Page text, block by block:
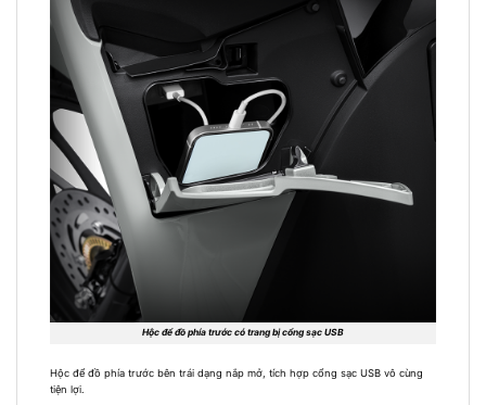
Hộc để đồ phía trước có trang bị cổng sạc USB
Hộc để đồ phía trước bên trái dạng nắp mở, tích hợp cổng sạc USB vô cùng
tiện lợi.